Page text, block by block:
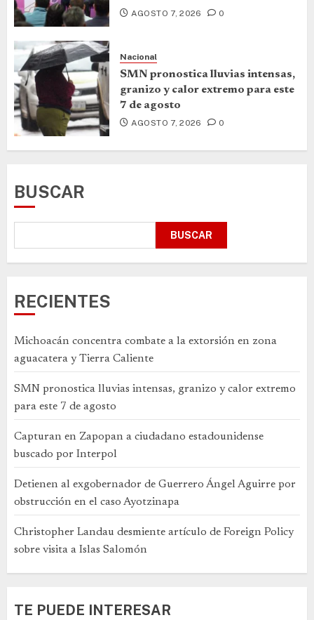
AGOSTO 7, 2026 0
Nacional
SMN pronostica lluvias intensas,
granizo y calor extremo para este
7 de agosto
AGOSTO 7, 2026 0
BUSCAR
BUSCAR
RECIENTES
Michoacán concentra combate a la extorsión en zona
aguacatera y Tierra Caliente
SMN pronostica lluvias intensas, granizo y calor extremo
para este 7 de agosto
Capturan en Zapopan a ciudadano estadounidense
buscado por Interpol
Detienen al exgobernador de Guerrero Ángel Aguirre por
obstrucción en el caso Ayotzinapa
Christopher Landau desmiente artículo de Foreign Policy
sobre visita a Islas Salomón
TE PUEDE INTERESAR